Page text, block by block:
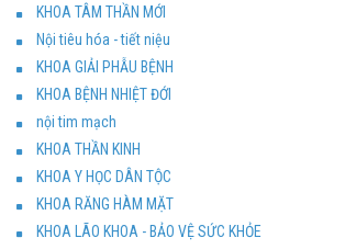
KHOA TÂM THẦN MỚI
Nội tiêu hóa - tiết niệu
KHOA GIẢI PHẪU BỆNH
KHOA BỆNH NHIỆT ĐỚI
nội tim mạch
KHOA THẦN KINH
KHOA Y HỌC DÂN TỘC
KHOA RĂNG HÀM MẶT
KHOA LÃO KHOA - BẢO VỆ SỨC KHỎE